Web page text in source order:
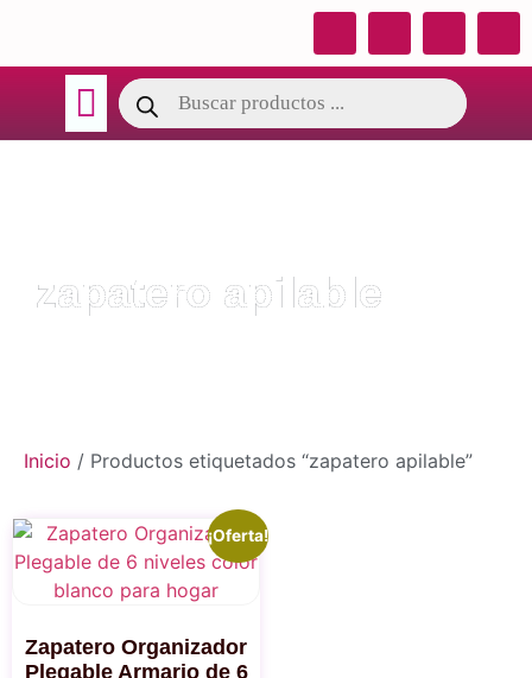
zapatero apilable
Inicio / Productos etiquetados “zapatero apilable”
¡Oferta!
Zapatero Organizador
Plegable Armario de 6